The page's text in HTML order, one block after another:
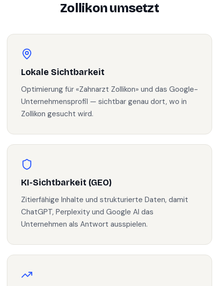
Zollikonumsetzt
Lokale Sichtbarkeit
Optimierung für «Zahnarzt Zollikon» und das Google-
Unternehmensprofil — sichtbar genau dort, wo in
Zollikon gesucht wird.
KI-Sichtbarkeit (GEO)
Zitierfähige Inhalte und strukturierte Daten, damit
ChatGPT, Perplexity und Google AI das
Unternehmen als Antwort ausspielen.